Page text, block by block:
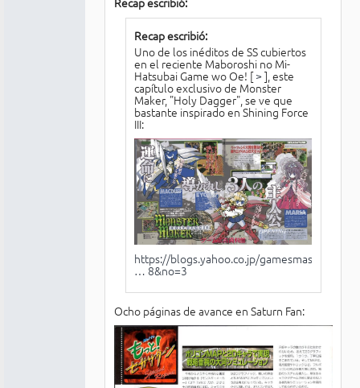
Recap escribió:
Uno de los inéditos de SS cubiertos
en el reciente Maboroshi no Mi-
Hatsubai Game wo Oe! [> ], este
capítulo exclusivo de Monster
Maker, "Holy Dagger", se ve que
bastante inspirado en Shining Force
III:
https://blogs.yahoo.co.jp/gamesmasa/GAL
… 8&no=3
Ocho páginas de avance en Saturn Fan: